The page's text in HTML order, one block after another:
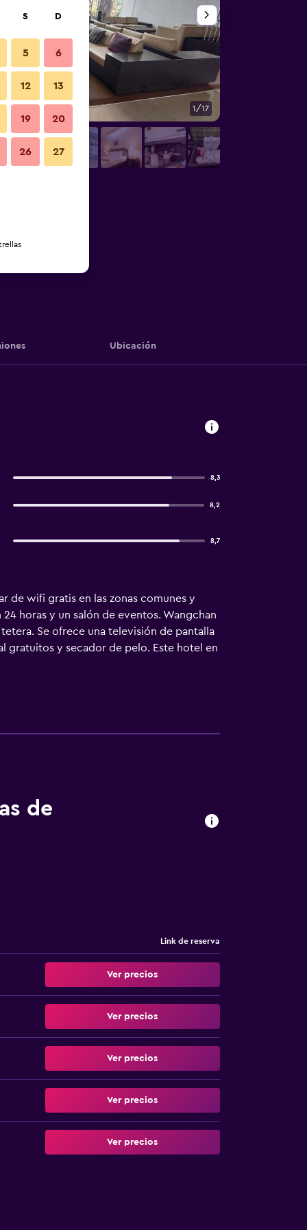
1/17
Ubicación
8,3
8,2
8,7
de wifi gratis en las zonas comunes y
horas y un salón de eventos. Wangchan
Se ofrece una televisión de pantalla
gratuitos y secador de pelo. Este hotel en
de
Link de reserva
Ver precios
Ver precios
Ver precios
Ver precios
Ver precios
S D
5 6
12 13
19 20
26 27